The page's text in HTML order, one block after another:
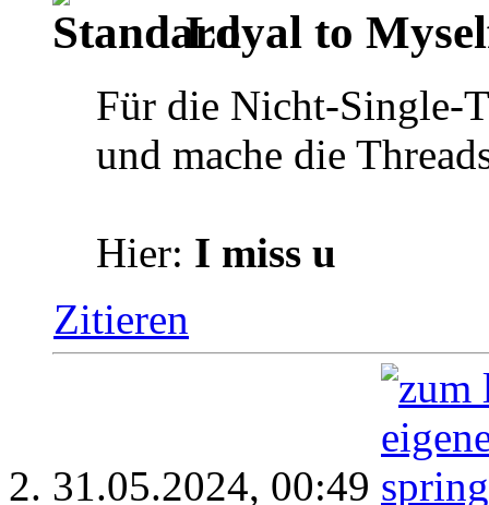
Loyal to
Für die Nicht-Single-
und mache die
Hier: I miss u
Zitieren
31.05.2024, 00:49